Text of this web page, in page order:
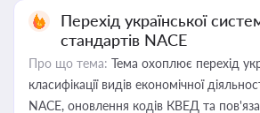
Перехід української
стандартів NACE
Про що тема: Тема охоплює перехід
класифікації видів економічної
NACE, оновлення кодів КВЕД та